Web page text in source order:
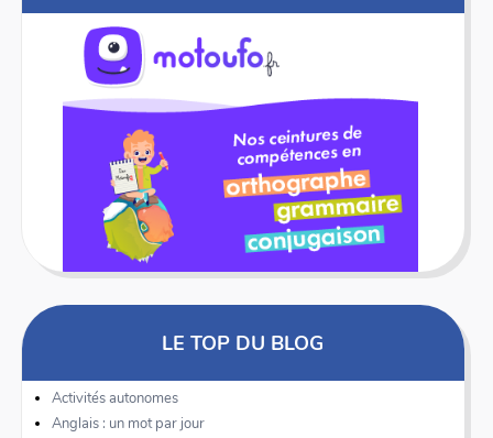
LE TOP DU BLOG
Activités autonomes
Anglais : un mot par jour